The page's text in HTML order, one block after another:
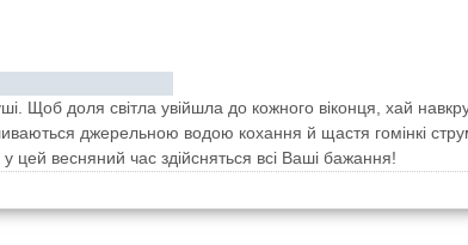
Щоб доля світла увійшла до кожного віконця, хай
джерельною водою кохання й щастя гомінкі
цей весняний час здійсняться всі Ваші бажання!